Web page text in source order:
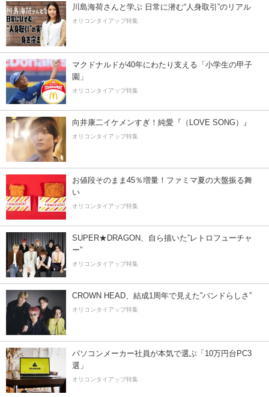
川島海荷さんと学ぶ 日常に潜む“人身取引”のリアル
オリコンタイアップ特集
マクドナルドが40年にわたり支える「小学生の甲子
園」
オリコンタイアップ特集
向井康二イケメンすぎ！純愛『（LOVE SONG）』
オリコンタイアップ特集
お値段そのまま45％増量！ファミマ夏の大盤振る舞
い
オリコンタイアップ特集
SUPER★DRAGON、自ら描いた”レトロフューチャ
ー”
オリコンタイアップ特集
CROWN HEAD、結成1周年で見えた”バンドらしさ”
オリコンタイアップ特集
パソコンメーカー社員が本気で選ぶ「10万円台PC3
選」
オリコンタイアップ特集